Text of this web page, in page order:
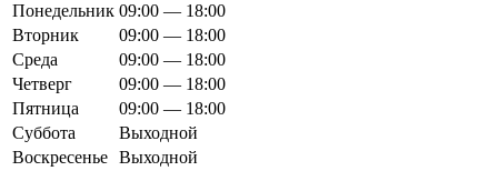
Понедельник 09:00 — 18:00
Вторник
09:00 — 18:00
Среда
09:00 — 18:00
Четверг
09:00 — 18:00
Пятница
09:00 — 18:00
Суббота
Выходной
Воскресенье Выходной